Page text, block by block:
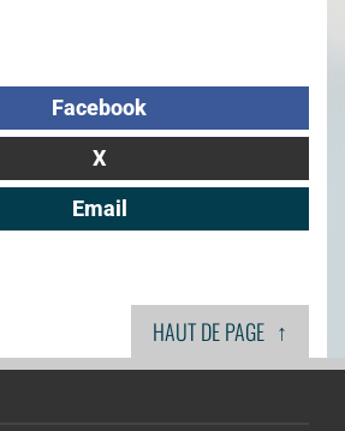
Facebook
X
Email
HAUT DE PAGE ↑